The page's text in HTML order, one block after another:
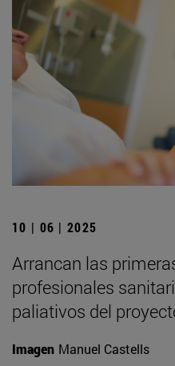
10 | 06 | 2025
Arrancan las
profesionales
paliativos del
Imagen Manuel Castells